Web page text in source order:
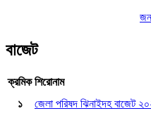
বাজেট
ক্রমিক শিরোনাম
১
জেলা পরিষদ ঝিনাইদহ বাজেট